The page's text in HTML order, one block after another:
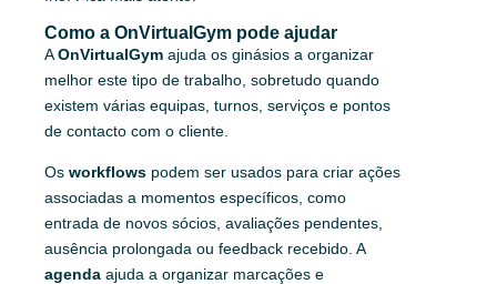
Como a OnVirtualGym pode ajudar
AOnVirtualGymajuda os ginásios a organizar
melhor este tipo de trabalho, sobretudo quando
existem várias equipas, turnos, serviços e pontos
de contacto com o cliente.
Osworkflows podem ser usados para criar ações
associadas a momentos específicos, como
entrada de novos sócios, avaliações pendentes,
ausência prolongada ou feedback recebido. A
agendaajuda a organizar marcações e